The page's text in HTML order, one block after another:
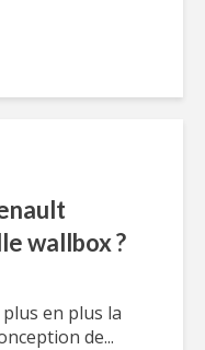
wallbox ?
en plus la
de...